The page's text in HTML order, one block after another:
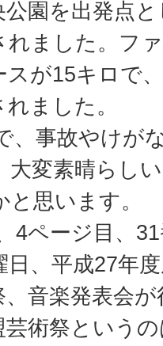
公園を出発点
れました。フ
スが15キロで
ました。
、事故やけが
大変素晴らし
思います。
4ページ目、
日、平成27年
、音楽発表会
芸術祭という